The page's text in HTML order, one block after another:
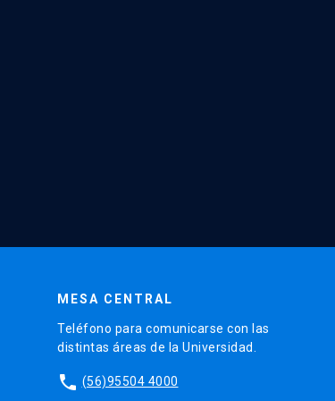
MESA CENTRAL
Teléfono para comunicarse con las
distintas áreas de la Universidad.
phone (56)95504 4000